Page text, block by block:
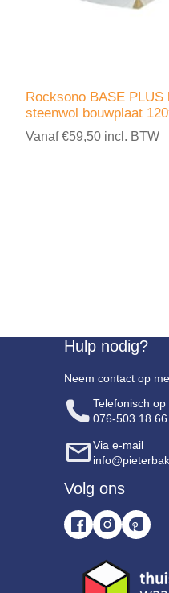
Rocksono BASE PLUS
steenwol bouwplaat
Vanaf €59,50 incl. BTW
Hulp nodig?
Neem contact op
Telefonisch op
076-503 18 66
Via e-mail
Volg ons